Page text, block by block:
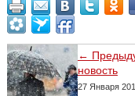
←
новость
27 Января